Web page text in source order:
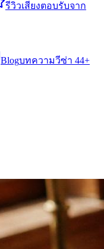
รีวิวเสียงตอบรับจาก
Blogบทความวีซ่า 44+